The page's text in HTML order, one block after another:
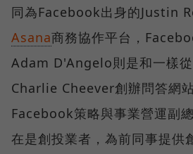
同為Facebook出身的Justin
Asana商務協作平台，
Adam D'Angelo則是和一樣
Charlie Cheever創辦問答網站
Facebook策略與事業營運副
在是創投業者，為前同事提供